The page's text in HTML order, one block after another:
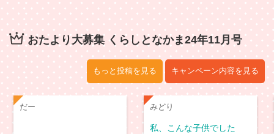
おたより大募集 くらしとなかま24年11月号
もっと投稿を見る キャンペーン内容を見る
だー みどり
私、こんな子供でした